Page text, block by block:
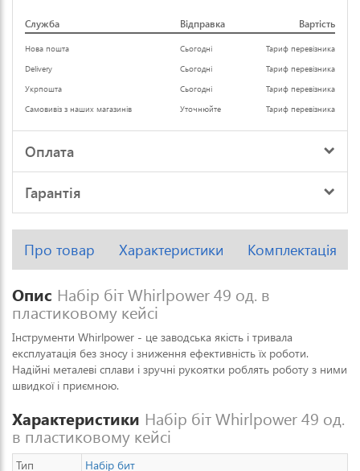
Служба Відправка Вартість
Нова пошта Сьогодні
Тариф перевізника
Delivery
Сьогодні
Тариф перевізника
Укрпошта
Сьогодні
Тариф перевізника
Самовивіз з наших магазинів
Уточнюйте Тариф перевізника
Оплата
Гарантія
Про товар Характеристики Комплектація
Опис Набір біт Whirlpower 49 од. в
пластиковому кейсі
Інструменти Whirlpower - це заводська якість і тривала
експлуатація без зносу і зниження ефективність їх роботи.
Надійні металеві сплави і зручні рукоятки роблять роботу з ними
швидкої і приємною.
Характеристики Набір біт Whirlpower 49 од.
в пластиковому кейсі
Тип
Набір бит